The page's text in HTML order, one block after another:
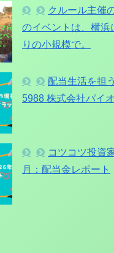
クルール主催
のイベントは、横浜
りの小規模で。
配当生活を担
5988 株式会社パイ
コツコツ投資
月：配当金レポート